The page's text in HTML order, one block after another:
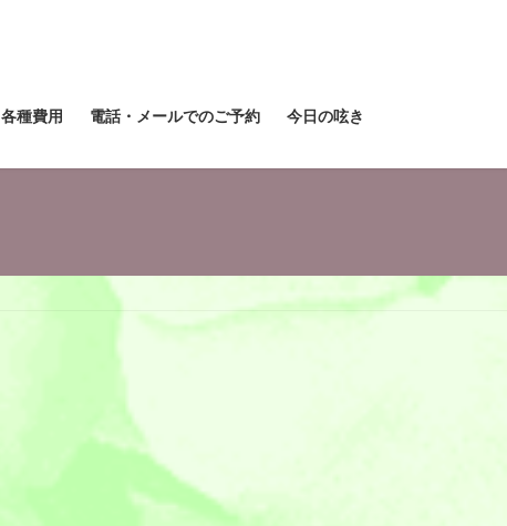
各種費用 電話・メールでのご予約 今日の呟き